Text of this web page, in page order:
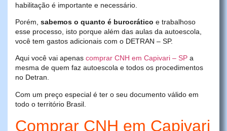
habilitação é importante e necessário.
Porém, sabemos o quanto é burocrático e trabalhoso
esse processo, isto porque além das aulas da autoescola,
você tem gastos adicionais com o DETRAN – SP.
Aqui você vai apenas comprar CNH em Capivari – SP a
mesma de quem faz autoescola e todos os procedimentos
no Detran.
Com um preço especial é ter o seu documento válido em
todo o território Brasil.
Comprar CNH em Capivari